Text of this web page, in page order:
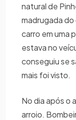
natural de
madrugada do
carro em uma
estava no
conseguiu se
mais foi visto.
No dia após o
arroio.